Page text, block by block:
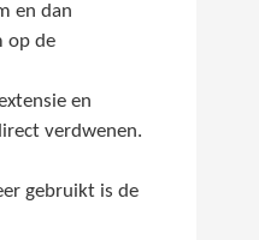
en dan
op de
en
verdwenen.
gebruikt is de